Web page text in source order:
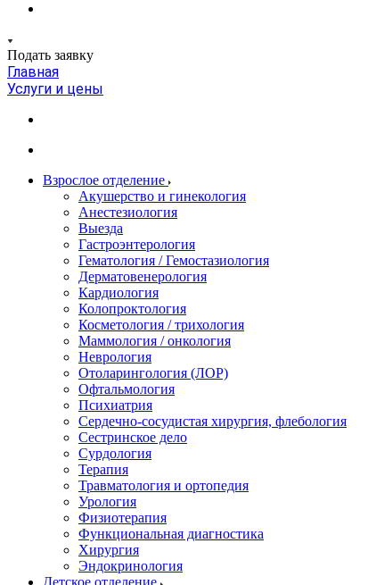
Подать заявку
Главная
Услуги и цены
Взрослое отделение
Акушерство и гинекология
Анестезиология
Выезда
Гастроэнтерология
Гематология / Гемостазиология
Дерматовенерология
Кардиология
Колопроктология
Косметология / трихология
Маммология / онкология
Неврология
Отоларингология (ЛОР)
Офтальмология
Психиатрия
Сердечно-сосудистая хирургия, флебология
Сестринское дело
Сурдология
Терапия
Травматология и ортопедия
Урология
Физиотерапия
Функциональная диагностика
Хирургия
Эндокринология
Детское отделение